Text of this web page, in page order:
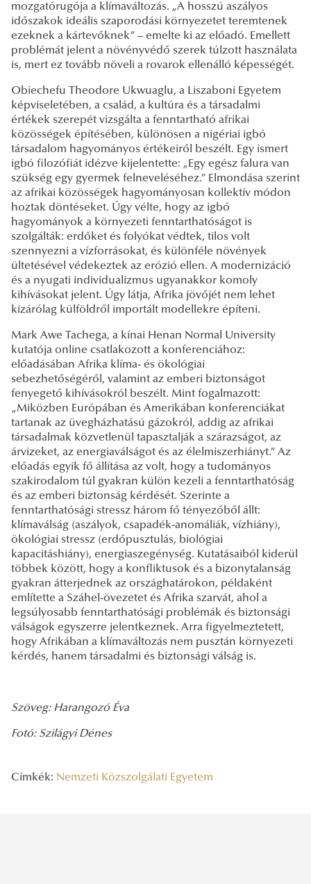
mozgatórugója a klímaváltozás. „A hosszú aszályos
időszakok ideális szaporodási környezetet teremtenek
ezeknek a kártevőknek” – emelte ki az előadó. Emellett
problémát jelent a növényvédő szerek túlzott használata
is, mert ez tovább növeli a rovarok ellenálló képességét.
Obiechefu Theodore Ukwuaglu, a Liszaboni Egyetem
képviseletében, a család, a kultúra és a társadalmi
értékek szerepét vizsgálta a fenntartható afrikai
közösségek építésében, különösen a nigériai igbó
társadalom hagyományos értékeiről beszélt. Egy ismert
igbó filozófiát idézve kijelentette: „Egy egész falura van
szükség egy gyermek felneveléséhez.” Elmondása szerint
az afrikai közösségek hagyományosan kollektív módon
hoztak döntéseket. Úgy vélte, hogy az igbó
hagyományok a környezeti fenntarthatóságot is
szolgálták: erdőket és folyókat védtek, tilos volt
szennyezni a vízforrásokat, és különféle növények
ültetésével védekeztek az erózió ellen. A modernizáció
és a nyugati individualizmus ugyanakkor komoly
kihívásokat jelent. Úgy látja, Afrika jövőjét nem lehet
kizárólag külföldről importált modellekre építeni.
Mark Awe Tachega, a kínai Henan Normal University
kutatója online csatlakozott a konferenciához:
előadásában Afrika klíma- és ökológiai
sebezhetőségéről, valamint az emberi biztonságot
fenyegető kihívásokról beszélt. Mint fogalmazott:
„Miközben Európában és Amerikában konferenciákat
tartanak az üvegházhatású gázokról, addig az afrikai
társadalmak közvetlenül tapasztalják a szárazságot, az
árvizeket, az energiaválságot és az élelmiszerhiányt.” Az
előadás egyik fő állítása az volt, hogy a tudományos
szakirodalom túl gyakran külön kezeli a fenntarthatóság
és az emberi biztonság kérdését. Szerinte a
fenntarthatósági stressz három fő tényezőből állt:
klímaválság (aszályok, csapadék-anomáliák, vízhiány),
ökológiai stressz (erdőpusztulás, biológiai
kapacitáshiány), energiaszegénység. Kutatásaiból kiderül
többek között, hogy a konfliktusok és a bizonytalanság
gyakran átterjednek az országhatárokon, példaként
említette a Száhel-övezetet és Afrika szarvát, ahol a
legsúlyosabb fenntarthatósági problémák és biztonsági
válságok egyszerre jelentkeznek. Arra figyelmeztetett,
hogy Afrikában a klímaváltozás nem pusztán környezeti
kérdés, hanem társadalmi és biztonsági válság is.
Szöveg: Harangozó Éva
Fotó: Szilágyi Dénes
Címkék: Nemzeti Közszolgálati Egyetem